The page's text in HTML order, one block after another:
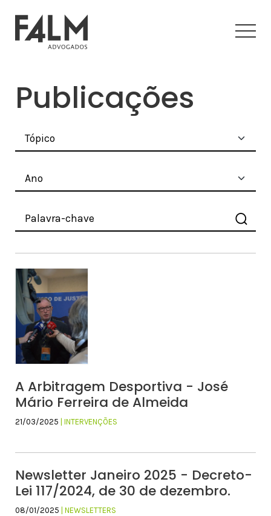
Publicações
A Arbitragem Desportiva - José
Mário Ferreira de Almeida
21/03/2025 | INTERVENÇÕES
Newsletter Janeiro 2025 - Decreto-
Lei 117/2024, de 30 de dezembro.
08/01/2025 | NEWSLETTERS